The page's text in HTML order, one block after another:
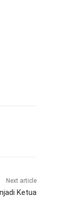
Next article
Ketua